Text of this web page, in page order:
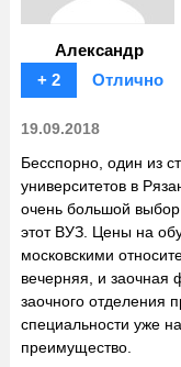
Александр
+ 2
Отлично
19.09.2018
Бесспорно, один из
университетов в
очень большой выбор
этот ВУЗ. Цены на
московскими
вечерняя, и заочная
заочного отделения
специальности уже
преимущество.